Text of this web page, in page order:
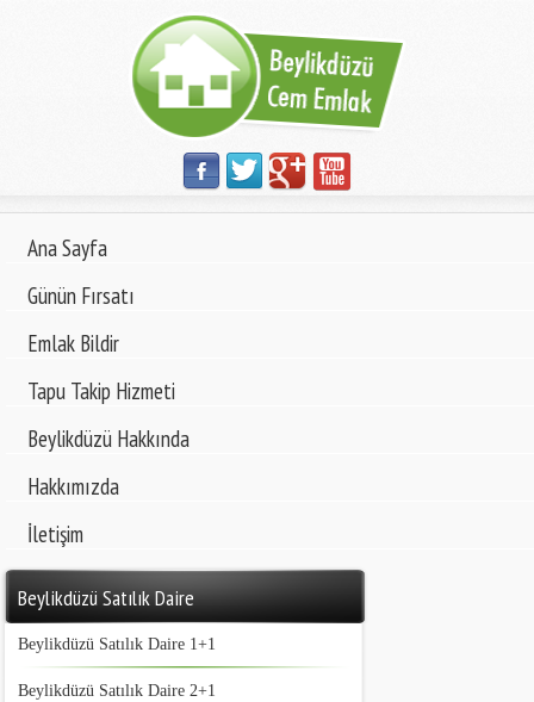
Ana Sayfa
Günün Fırsatı
Emlak Bildir
Tapu Takip Hizmeti
Beylikdüzü Hakkında
Hakkımızda
İletişim
Beylikdüzü Satılık Daire
Beylikdüzü Satılık Daire 1+1
Beylikdüzü Satılık Daire 2+1